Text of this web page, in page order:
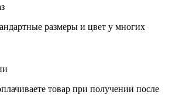
размеры и цвет у многих
товар при получении после